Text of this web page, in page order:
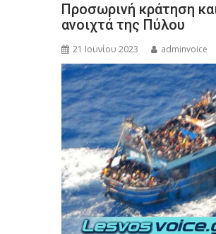
Προσωρινή κράτηση
ανοιχτά της Πύλου
21 Ιουνίου 2023 adminvoice